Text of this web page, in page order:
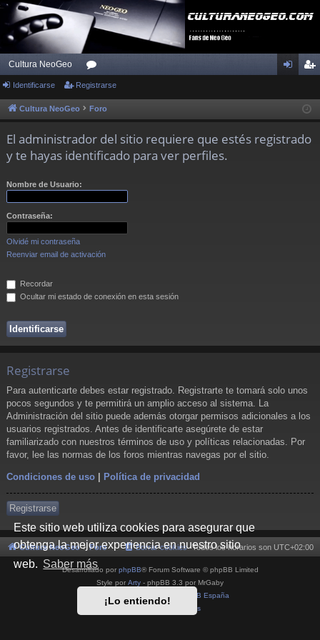
Este sitio web utiliza cookies para asegurar que
obtenga la mejor experiencia en nuestro sitio
web. Saber más
¡Lo entiendo!
Cultura NeoGeo
or
os ist
Identificarse Registrarse
Cultura NeoGeo Foro
El administrador del sitio requiere que estés registrado
y te hayas identificado para ver perfiles.
Nombre de Usuario:
Contraseña:
Olvidé mi contraseña
Reenviar email de activación
Recordar
Ocultar mi estado de conexión en esta sesión
Registrarse
Para autenticarte debes estar registrado. Registrarte te tomará solo unos
pocos segundos y te permitirá un amplio acceso al sistema. La
Administración del sitio puede además otorgar permisos adicionales a los
usuarios registrados. Antes de identificarte asegúrete de estar
familiarizado con nuestros términos de uso y políticas relacionadas. Por
favor, lee las normas de los foros mientras navegas por el sitio.
Condiciones de uso Política de privacidad
Registrarse
Cultura NeoGeo Foro Todos los horarios son UTC+02:00
Borrar cookies
Desarrollado por phpBB® Forum Software © phpBB Limited
Style por Arty - phpBB 3.3 por MrGaby
phpBB España
Condiciones